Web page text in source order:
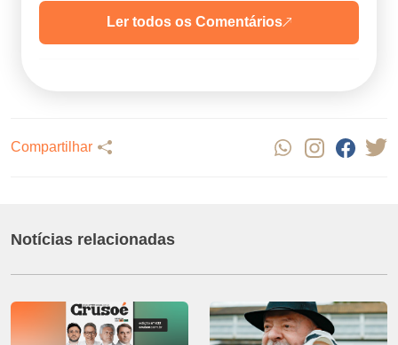
Ler todos os Comentários
Compartilhar
Notícias relacionadas